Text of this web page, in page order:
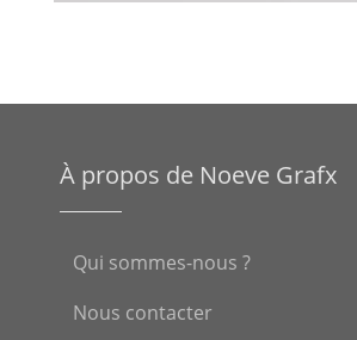
À propos de Noeve Grafx
Qui sommes-nous ?
Nous contacter